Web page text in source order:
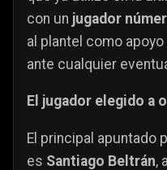
con un jugador
al plantel como
ante cualquier
El jugador elegido a
El principal apuntado
es Santiago Beltrán,